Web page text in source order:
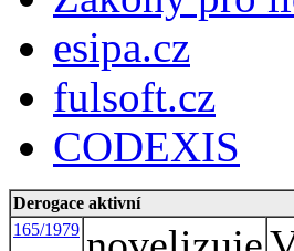
esipa.cz
fulsoft.cz
CODEXIS
Derogace aktivní
165/1979